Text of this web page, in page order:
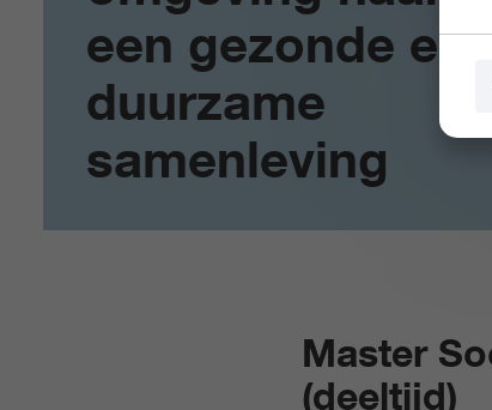
een gezonde en
duurzame
samenleving
Master
(deeltijd)